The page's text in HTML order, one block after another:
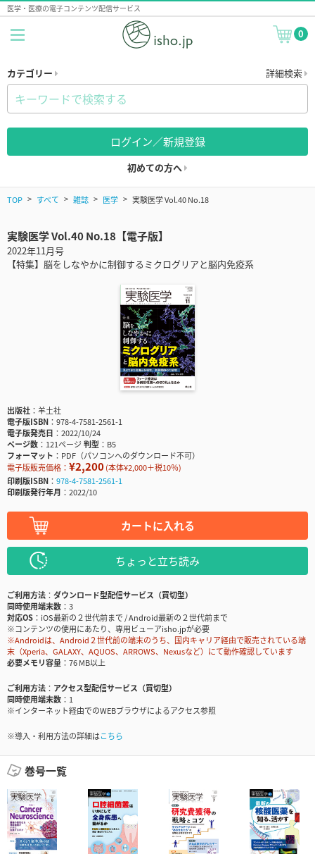
医学・医療の電子コンテンツ配信サービス
0
カテゴリー 詳細検索
ログイン／新規登録
初めての方へ
TOP すべて 雑誌 医学 実験医学 Vol.40 No.18
実験医学 Vol.40 No.18【電子版】
2022年11月号
【特集】脳をしなやかに制御するミクログリアと脳内免疫系
出版社
羊土社
電子版ISBN
978-4-7581-2561-1
電子版発売日
2022/10/24
ページ数
121ページ判型
B5
フォーマット
PDF（パソコンへのダウンロード不可）
電子版販売価格： ¥2,200(本体¥2,000＋税10％)
印刷版ISBN
978-4-7581-2561-1
印刷版発行年月
2022/10
カートに入れる
ちょっと立ち読み
ご利用方法
ダウンロード型配信サービス（買切型）
同時使用端末数
3
対応OS
iOS最新の２世代前まで / Android最新の２世代前まで
※コンテンツの使用にあたり、専用ビューアisho.jpが必要
※Androidは、Android２世代前の端末のうち、国内キャリア経由で販売されている端
末（Xperia、GALAXY、AQUOS、ARROWS、Nexusなど）にて動作確認しています
必要メモリ容量
76 MB以上
ご利用方法
アクセス型配信サービス（買切型）
同時使用端末数
1
※インターネット経由でのWEBブラウザによるアクセス参照
※導入・利用方法の詳細はこちら
巻号一覧